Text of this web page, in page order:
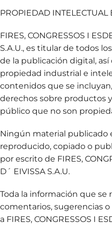
PROPIEDAD INTELECTUAL
FIRES, CONGRESSOS I
S.A.U., es titular de todos
de la publicación digital,
propiedad industrial e
contenidos que se
derechos sobre productos
público que no son
Ningún material publicado
reproducido, copiado o
por escrito de FIRES,
D´ EIVISSA S.A.U.
Toda la información que se
comentarios, sugerencias o
a FIRES, CONGRESSOS I